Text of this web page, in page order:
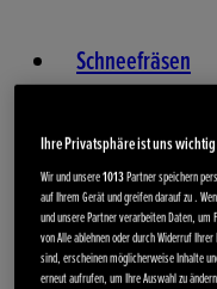
Schneefräsen
Service
Ihre Privatsphäre ist uns wichtig
Wir und unsere1013Partner speichern
auf Ihrem Gerät und greifen darauf zu .
und unsere Partner verarbeiten Daten, um
von Alle ablehnen oder durch Widerruf
sind, erscheinen möglicherweise Inhalte
erneut aufrufen, um Ihre Auswahl zu